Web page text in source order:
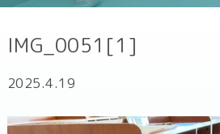
IMG_0051[1]
2025.4.19